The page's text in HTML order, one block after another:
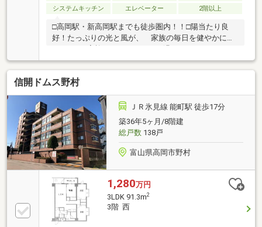
システムキッチン
エレベーター 2階以上
□高岡駅・新高岡駅までも徒歩圏内！！□陽当たり良
好！たっぷりの光と風が、 家族の毎日を健やかに育
ーリングの住まい。□エレベーター有り、スムーズに
移動できます。□バルコニーは光と風を浴びる心地よ
い空間です。＼ぜひ、中を見てみてください／
信開ドムス野村
ＪＲ氷見線 能町駅 徒歩17分
築36年5ヶ月/8階建
総戸数138戸
富山県高岡市野村
1,280万円
3LDK 91.3m2
3階 西